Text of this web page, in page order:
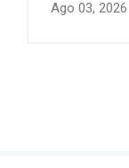
Michoacán
Ago 03, 2026